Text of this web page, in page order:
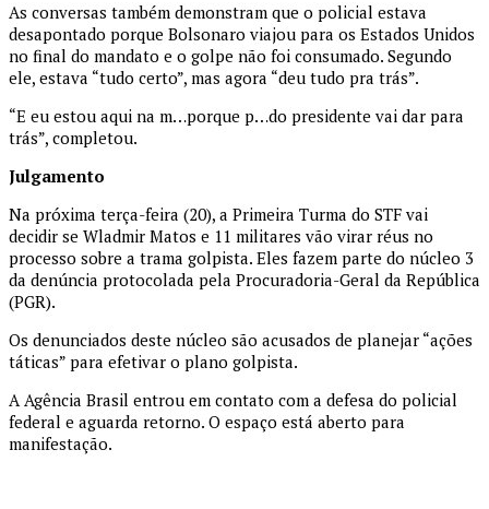
As conversas também demonstram que o policial estava
desapontado porque Bolsonaro viajou para os Estados Unidos
no final do mandato e o golpe não foi consumado. Segundo
ele, estava “tudo certo”, mas agora “deu tudo pra trás”.
“E eu estou aqui na m…porque p…do presidente vai dar para
trás”, completou.
Julgamento
Na próxima terça-feira (20), a Primeira Turma do STF vai
decidir se Wladmir Matos e 11 militares vão virar réus no
processo sobre a trama golpista. Eles fazem parte do núcleo 3
da denúncia protocolada pela Procuradoria-Geral da República
(PGR).
Os denunciados deste núcleo são acusados de planejar “ações
táticas” para efetivar o plano golpista.
A Agência Brasil entrou em contato com a defesa do policial
federal e aguarda retorno. O espaço está aberto para
manifestação.